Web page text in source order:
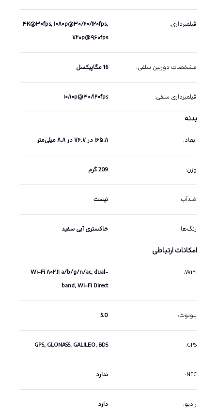
فیلمبرداری:
۴K@۳۰fps, ۱۰۸۰p@۳۰/۶۰/۱۲۰fps,
۷۲۰p@۹۶۰fps
مشخصات دوربین سلفی: 16 مگاپیکسل
فیلمبرداری سلفی: ۱۰۸۰p@۳۰/۱۲۰fps
بدنه
ابعاد: ۱۶۵.۸ در ۷۶.۷ در ۸.۸ میلی‌متر
وزن: 209 گرم
ضدآب: نیست
رنگ‌ها: خاکستری آبی سفید
امکانات ارتباطی
WiFi
:
Wi-Fi ۸۰۲.۱۱ a/b/g/n/ac, dual-
band, Wi-Fi Direct
بلوتوث:
5.0
GPS
:
GPS, GLONASS, GALILEO, BDS
NFC
: ندارد
رادیو: دارد